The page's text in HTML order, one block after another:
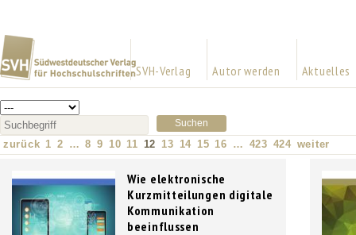
SVH-Verlag Autor werden Aktuelles
zurück 1 2 … 8 9 10 11 12 13 14 15 16 … 423 424 weiter
Wie elektronische
Kurzmitteilungen digitale
Kommunikation
beeinflussen